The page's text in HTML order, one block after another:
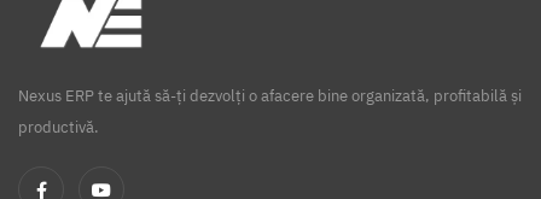
Nexus ERP te ajută să-ți dezvolți o afacere bine organizată, profitabilă și
productivă.